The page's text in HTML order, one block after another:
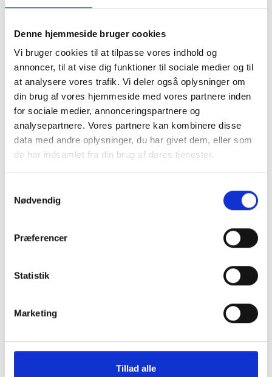
Denne hjemmeside bruger cookies
Vi bruger cookies til at tilpasse vores indhold og
annoncer, til at vise dig funktioner til sociale medier og til
at analysere vores trafik. Vi deler også oplysninger om
din brug af vores hjemmeside med vores partnere inden
for sociale medier, annonceringspartnere og
analysepartnere. Vores partnere kan kombinere disse
data med andre oplysninger, du har givet dem, eller som
de har indsamlet fra din brug af deres tjenester.
Nødvendig
Præferencer
Statistik
Marketing
Tillad alle
Kom og besøg os
mange butikker i
hele Danmark